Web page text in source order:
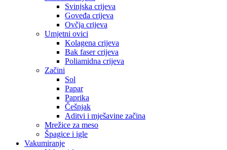
Svinjska crijeva
Goveđa crijeva
Ovčja crijeva
Umjetni ovici
Kolagena crijeva
Bak faser crijeva
Poliamidna crijeva
Začini
Sol
Papar
Paprika
Češnjak
Aditvi i mješavine začina
Mrežice za meso
Špagice i igle
Vakumiranje